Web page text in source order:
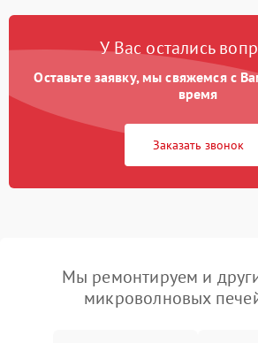
У Вас остались
Оставьте заявку, мы свяжемся с
время
Заказать звонок
Мы ремонтируем и
микроволновых